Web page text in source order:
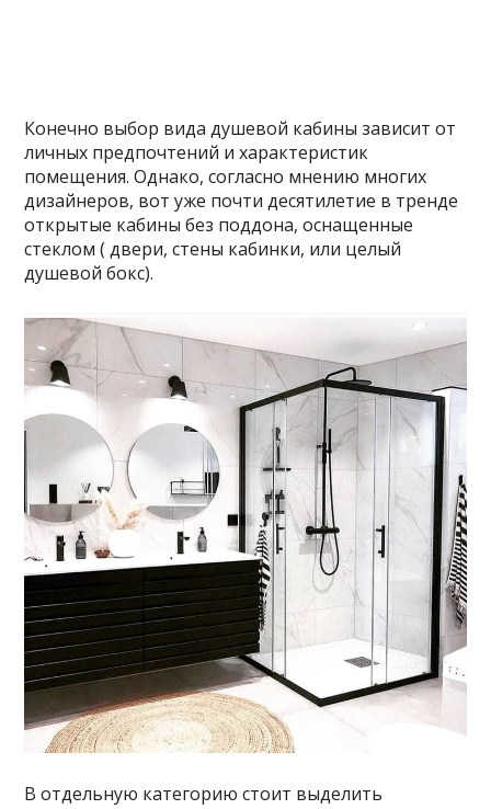
Конечно выбор вида душевой кабины зависит от
личных предпочтений и характеристик
помещения. Однако, согласно мнению многих
дизайнеров, вот уже почти десятилетие в тренде
открытые кабины без поддона, оснащенные
стеклом ( двери, стены кабинки, или целый
душевой бокс).
В отдельную категорию стоит выделить